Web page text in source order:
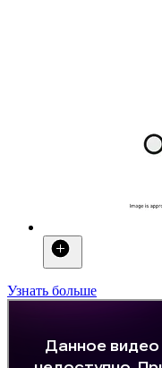
Узнать больше